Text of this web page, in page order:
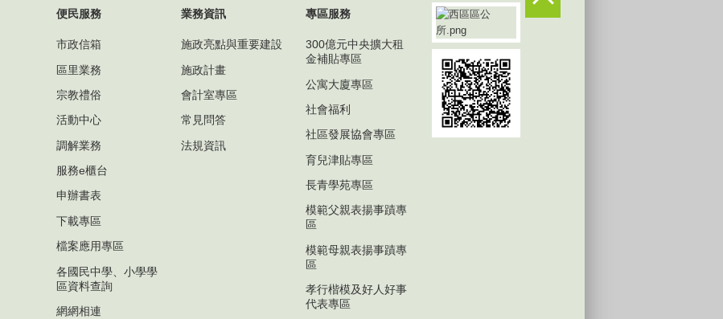
便民服務
市政信箱
區里業務
宗教禮俗
活動中心
調解業務
服務e櫃台
申辦書表
下載專區
檔案應用專區
各國民中學、小學學
區資料查詢
網網相連
業務資訊
施政亮點與重要建設
施政計畫
會計室專區
常見問答
法規資訊
專區服務
300億元中央擴大租
金補貼專區
公寓大廈專區
社會福利
社區發展協會專區
育兒津貼專區
長青學苑專區
模範父親表揚事蹟專
區
模範母親表揚事蹟專
區
孝行楷模及好人好事
代表專區